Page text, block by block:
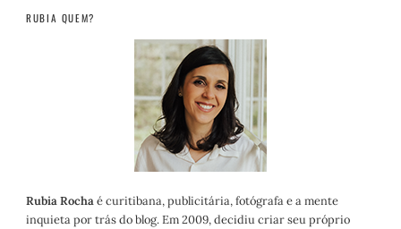
RUBIA QUEM?
Rubia Rochaé curitibana, publicitária, fotógrafa e a mente
inquieta por trás do blog. Em 2009, decidiu criar seu próprio